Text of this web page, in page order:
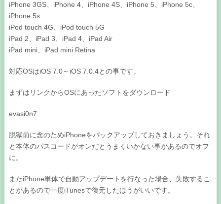
iPhone 3GS、iPhone 4、iPhone 4S、iPhone 5、iPhone 5c、
iPhone 5s
iPod touch 4G、iPod touch 5G
iPad 2、iPad 3、iPad 4、iPad Air
iPad mini、iPad mini Retina
対応OSはiOS 7.0～iOS 7.0.4との事です。
まずはリンクからOSにあったソフトをダウンロード
evasi0n7
脱獄前に念のためiPhoneをバックアップしておきましょう。それ
と本体のパスコードがオンだとうまくいかない事があるのでオフ
に。
またiPhone単体で自動アップデートを行なった場合、失敗するこ
とがあるので一度iTunesで復元したほうがいいです。